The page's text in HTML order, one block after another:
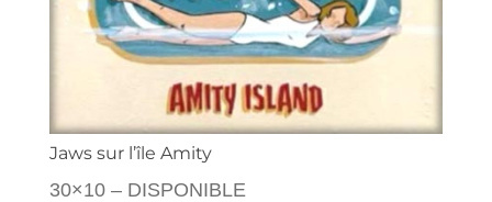
Jaws sur l’île Amity
30×10 – DISPONIBLE